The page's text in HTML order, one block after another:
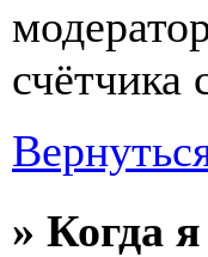
счётчика
» Когда